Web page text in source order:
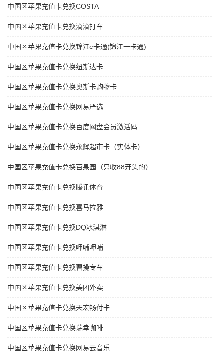
中国区苹果充值卡兑换COSTA
中国区苹果充值卡兑换滴滴打车
中国区苹果充值卡兑换锦江e卡通(锦江一卡通)
中国区苹果充值卡兑换纽斯达卡
中国区苹果充值卡兑换奥斯卡购物卡
中国区苹果充值卡兑换网易严选
中国区苹果充值卡兑换百度网盘会员激活码
中国区苹果充值卡兑换永辉超市卡（实体卡）
中国区苹果充值卡兑换百果园（只收88开头的）
中国区苹果充值卡兑换腾讯体育
中国区苹果充值卡兑换喜马拉雅
中国区苹果充值卡兑换DQ冰淇淋
中国区苹果充值卡兑换呷哺呷哺
中国区苹果充值卡兑换曹操专车
中国区苹果充值卡兑换美团外卖
中国区苹果充值卡兑换天宏畅付卡
中国区苹果充值卡兑换瑞幸咖啡
中国区苹果充值卡兑换网易云音乐